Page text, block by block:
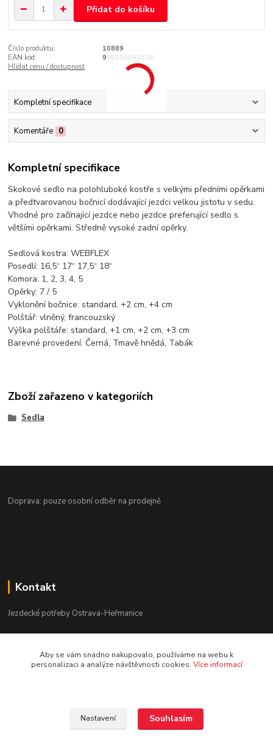
Přidat do košíku
Číslo produktu:
10889
EAN kód:
990100040825
Hlídat cenu / dostupnost
Kompletní specifikace
Komentáře 0
Kompletní specifikace
Skokové sedlo na polohluboké kostře s velkými předními opěrkami
a předtvarovanou bočnicí dodávající jezdci velkou jistotu v sedu.
Vhodné pro začínající jezdce nebo jezdce preferující sedlo s
většími opěrkami. Středně vysoké zadní opěrky.
Sedlová kostra: WEBFLEX
Posedlí: 16,5“ 17“ 17,5“ 18“
Komora: 1, 2, 3, 4, 5
Opěrky: 7 / 5
Vyklonění bočnice: standard, +2 cm, +4 cm
Polštář: vlněný, francouzský
Výška polštáře: standard, +1 cm, +2 cm, +3 cm
Barevné provedení: Černá, Tmavě hnědá, Tabák
Zboží zařazeno v kategoriích
Sedla
Doprava: pouze osobní odběr na prodejně
Kontakt
Jezdecké potřeby Ostrava-Heřmanice
Po-Pá 9:30 - 17:30
Aby se vám snadno nakupovalo, používáme na webu k
personalizaci a analýze návštěvnosti cookies. Více informací
Nastavení Souhlasím